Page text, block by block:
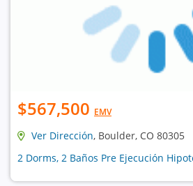
$567,500 EMV
Ver Dirección, Boulder, CO 80305
2 Dorms, 2 Baños Pre Ejecución